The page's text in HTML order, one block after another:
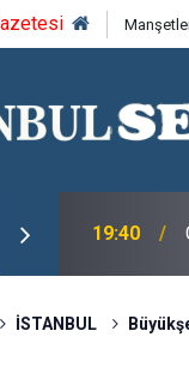
Araya
19:40
İSTANBUL